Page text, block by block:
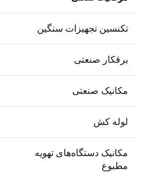
تکنسین تجهیزات سنگین
برقکار صنعتی
مکانیک صنعتی
لوله کش
مکانیک دستگاه‌های تهویه
مطبوع